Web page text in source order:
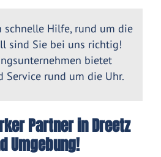
schnelle Hilfe, rund um die
sind Sie bei uns richtig!
bietet
Service rund um die Uhr.
Partner in Dreetz
Umgebung!